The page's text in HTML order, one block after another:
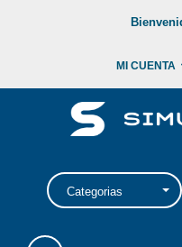
MI CUENTA
Categorias